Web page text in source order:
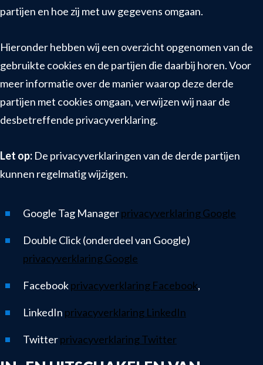
partijen en hoe zij met uw gegevens omgaan.
Hieronder hebben wij een overzicht opgenomen van de
gebruikte cookies en de partijen die daarbij horen. Voor
meer informatie over de manier waarop deze derde
partijen met cookies omgaan, verwijzen wij naar de
desbetreffende privacyverklaring.
Let op: De privacyverklaringen van de derde partijen
kunnen regelmatig wijzigen.
Google Tag Managerprivacyverklaring Google
Double Click (onderdeel van Google)
privacyverklaring Google
Facebookprivacyverklaring Facebook,
LinkedIn privacyverklaring LinkedIn
Twitterprivacyverklaring Twitter